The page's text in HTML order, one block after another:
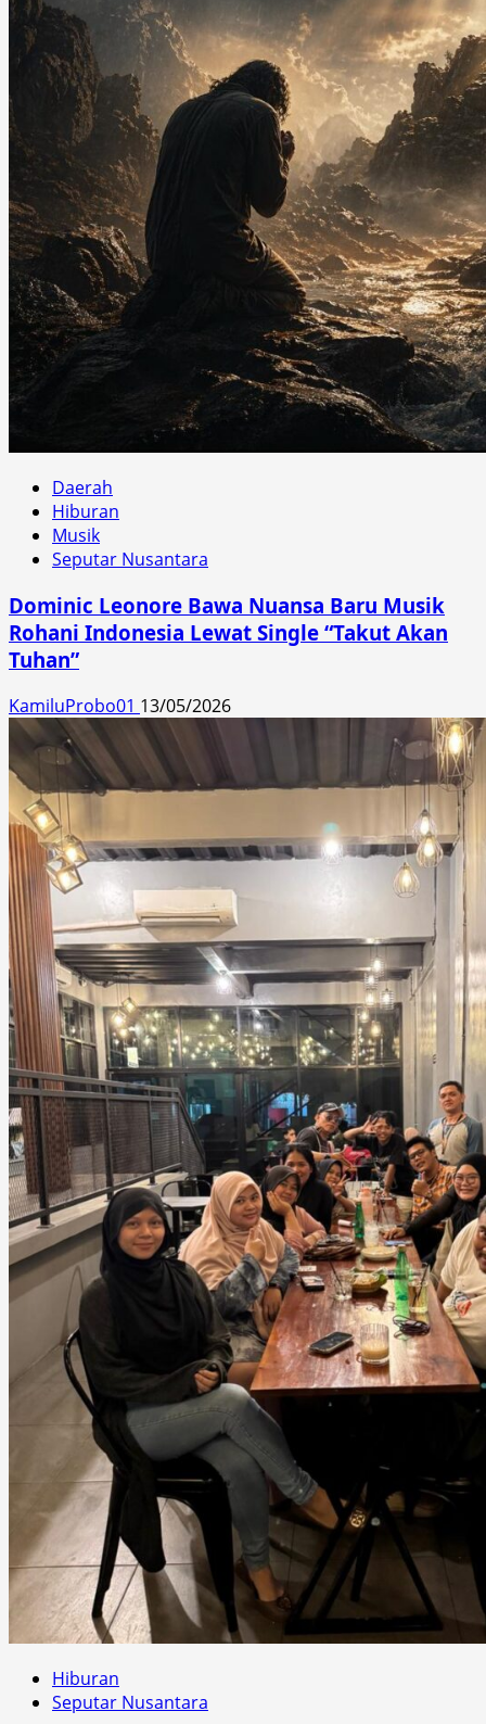
Daerah
Hiburan
Musik
Seputar Nusantara
Dominic Leonore Bawa Nuansa Baru Musik
Rohani Indonesia Lewat Single “Takut Akan
Tuhan”
KamiluProbo01 13/05/2026
Hiburan
Seputar Nusantara